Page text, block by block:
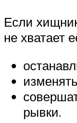
Если
не хватает
рывки.